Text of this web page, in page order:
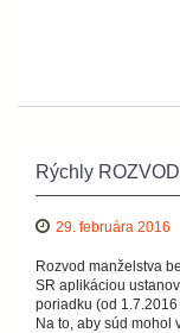
Rýchly
29. februára 2016
Rozvod manželstva
SR aplikáciou
poriadku (od
Na to, aby súd